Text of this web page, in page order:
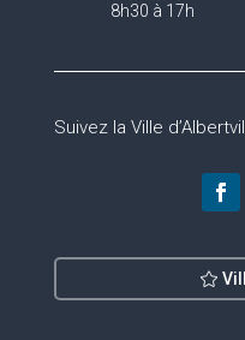
8h30 à 17h
Suivez la Ville